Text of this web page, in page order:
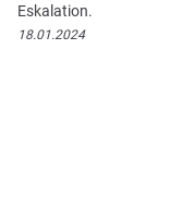
Eskalation.
18.01.2024